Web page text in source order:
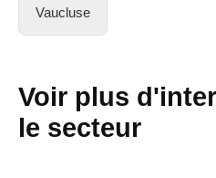
Vaucluse
Voir plus
le secteur